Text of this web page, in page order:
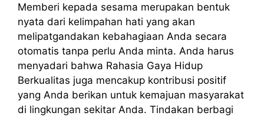
Memberi kepada sesama merupakan bentuk
nyata dari kelimpahan hati yang akan
melipatgandakan kebahagiaan Anda secara
otomatis tanpa perlu Anda minta. Anda harus
menyadari bahwa Rahasia Gaya Hidup
Berkualitas juga mencakup kontribusi positif
yang Anda berikan untuk kemajuan masyarakat
di lingkungan sekitar Anda. Tindakan berbagi